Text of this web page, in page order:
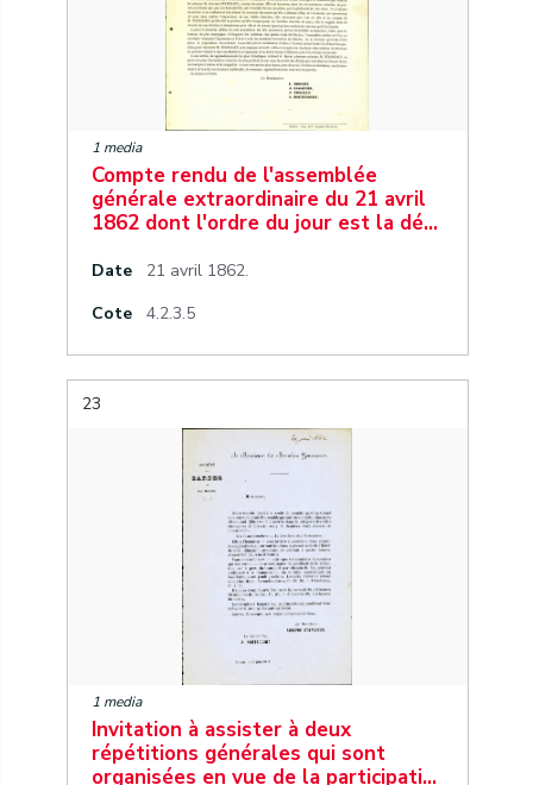
1 media
Compte rendu de l'assemblée
générale extraordinaire du 21 avril
1862 dont l'ordre du jour est la dé…
Date
21 avril 1862.
Cote
4.2.3.5
23
1 media
Invitation à assister à deux
répétitions générales qui sont
organisées en vue de la participati…